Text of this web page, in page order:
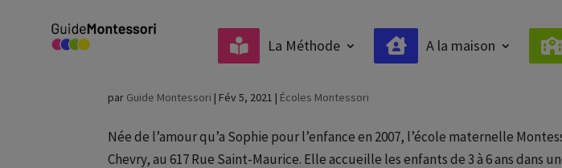
La Méthode A la maison
École maternelle Montessori Les
par Guide Montessori | Fév 5, 2021 | Écoles Montessori
Née de l’amour qu’a Sophie pour l’enfance en 2007, l’école maternelle
Chevry, au 617 Rue Saint-Maurice. Elle accueille les enfants de 3 à 6 ans dans